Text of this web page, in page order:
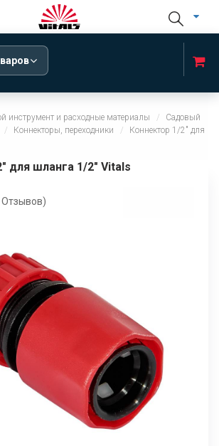
инструмент и расходные материалы
Садовый
Коннекторы, переходники
Коннектор 1/2" для
для шланга 1/2" Vitals
Отзывов)